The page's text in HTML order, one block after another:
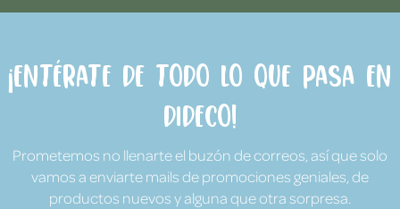
¡Entérate de todo lo que pasa en
Dideco!
Prometemos no llenarte el buzón de correos, así que solo
vamos a enviarte mails de promociones geniales, de
productos nuevos y alguna que otra sorpresa.